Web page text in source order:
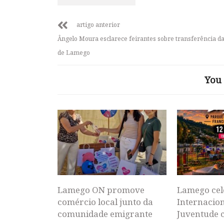
artigo anterior
Ângelo Moura esclarece feirantes sobre transferência
de Lamego
Lamego ON promove
comércio local junto da
comunidade emigrante
Lamego
Juventude